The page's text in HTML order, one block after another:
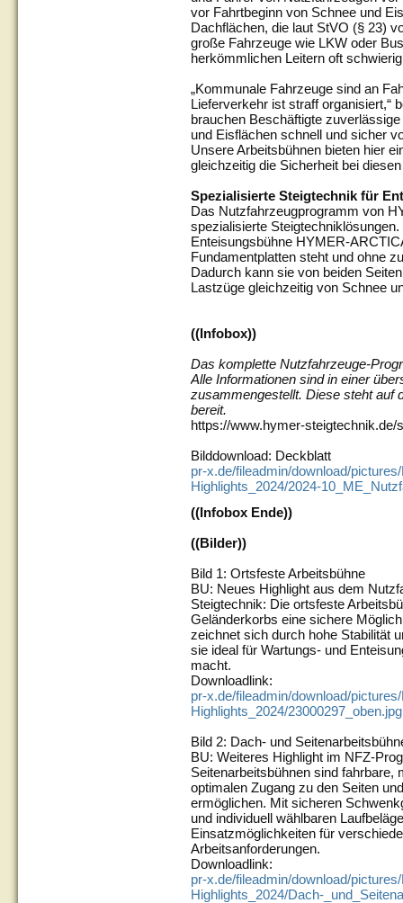
vor Fahrtbeginn von Schnee und
Dachflächen, die laut StVO (§ 23)
große Fahrzeuge wie LKW oder
herkömmlichen Leitern oft
„Kommunale Fahrzeuge sind an
Lieferverkehr ist straff organisiert,“
brauchen Beschäftigte
und Eisflächen schnell und sicher
Unsere Arbeitsbühnen bieten hier
gleichzeitig die Sicherheit bei
Spezialisierte Steigtechnik für
Das Nutzfahrzeugprogramm von
spezialisierte
Enteisungsbühne HYMER-
Fundamentplatten steht und ohne
Dadurch kann sie von beiden
Lastzüge gleichzeitig von Schnee
((Infobox))
Das komplette Nutzfahrzeuge-
Alle Informationen sind in einer
zusammengestellt. Diese steht auf
bereit.
https://www.hymer-steigtechnik.de/
Bilddownload: Deckblatt
pr-x.de/fileadmin/download/
Highlights_2024/2024-
((Infobox Ende))
((Bilder))
Bild 1: Ortsfeste Arbeitsbühne
BU: Neues Highlight aus dem
Steigtechnik: Die ortsfeste
Geländerkorbs eine sichere
zeichnet sich durch hohe Stabilität
sie ideal für Wartungs- und
macht.
Downloadlink:
pr-x.de/fileadmin/download/
Highlights_2024/23000297_oben.jpg
Bild 2: Dach- und
BU: Weiteres Highlight im NFZ-
Seitenarbeitsbühnen sind fahrbare,
optimalen Zugang zu den Seiten
ermöglichen. Mit sicheren
und individuell wählbaren
Einsatzmöglichkeiten für
Arbeitsanforderungen.
Downloadlink:
pr-x.de/fileadmin/download/
Highlights_2024/Dach-